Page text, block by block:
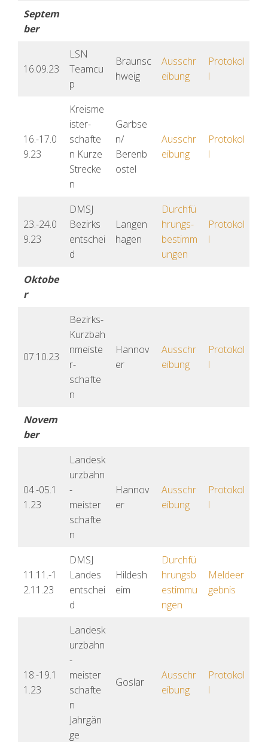
Septem
ber
16.09.23
LSN
Teamcu
p
Braunsc
hweig
Ausschr
eibung
Protokol
l
16.-17.0
9.23
Kreisme
ister-
schafte
n Kurze
Strecke
n
Garbse
n/
Berenb
ostel
Ausschr
eibung
Protokol
l
23.-24.0
9.23
DMSJ
Bezirks
entschei
d
Langen
hagen
Durchfü
hrungs-
bestimm
ungen
Protokol
l
Oktobe
r
07.10.23
Bezirks-
Kurzbah
nmeiste
r-
schafte
n
Hannov
er
Ausschr
eibung
Protokol
l
Novem
ber
04.-05.1
1.23
Landesk
urzbahn
-
meister
schafte
n
Hannov
er
Ausschr
eibung
Protokol
l
11.11.-1
2.11.23
DMSJ
Landes
entschei
d
Hildesh
eim
Durchfü
hrungsb
estimmu
ngen
Meldeer
gebnis
18.-19.1
1.23
Landesk
urzbahn
-
meister
schafte
n
Jahrgän
ge
Goslar
Ausschr
eibung
Protokol
l